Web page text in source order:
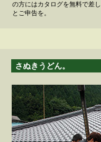
の方にはカタログを無料で差
とご申告を。
さぬきうどん。